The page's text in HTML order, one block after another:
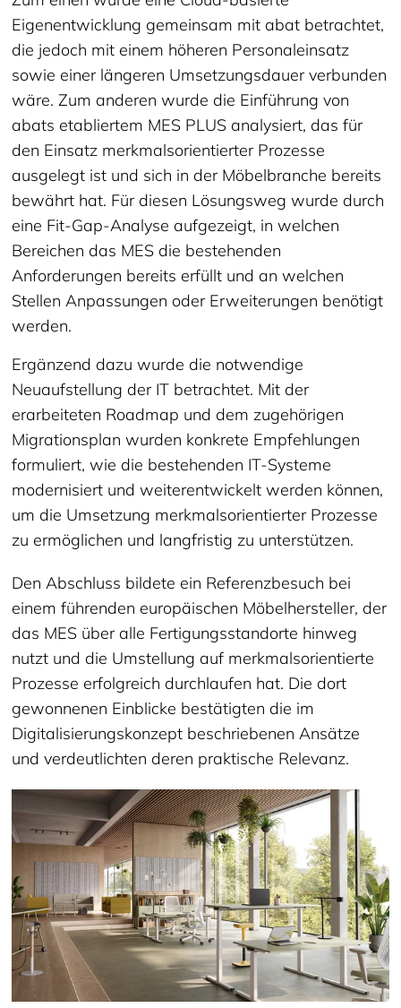
Eigenentwicklung gemeinsam mit abat betrachtet,
die jedoch mit einem höheren Personaleinsatz
sowie einer längeren Umsetzungsdauer verbunden
wäre. Zum anderen wurde die Einführung von
abats etabliertem MES PLUS analysiert, das für
den Einsatz merkmalsorientierter Prozesse
ausgelegt ist und sich in der Möbelbranche bereits
bewährt hat. Für diesen Lösungsweg wurde durch
eine Fit-Gap-Analyse aufgezeigt, in welchen
Bereichen das MES die bestehenden
Anforderungen bereits erfüllt und an welchen
Stellen Anpassungen oder Erweiterungen benötigt
werden.
Ergänzend dazu wurde die notwendige
Neuaufstellung der IT betrachtet. Mit der
erarbeiteten Roadmap und dem zugehörigen
Migrationsplan wurden konkrete Empfehlungen
formuliert, wie die bestehenden IT-Systeme
modernisiert und weiterentwickelt werden können,
um die Umsetzung merkmalsorientierter Prozesse
zu ermöglichen und langfristig zu unterstützen.
Den Abschluss bildete ein Referenzbesuch bei
einem führenden europäischen Möbelhersteller, der
das MES über alle Fertigungsstandorte hinweg
nutzt und die Umstellung auf merkmalsorientierte
Prozesse erfolgreich durchlaufen hat. Die dort
gewonnenen Einblicke bestätigten die im
Digitalisierungskonzept beschriebenen Ansätze
und verdeutlichten deren praktische Relevanz.